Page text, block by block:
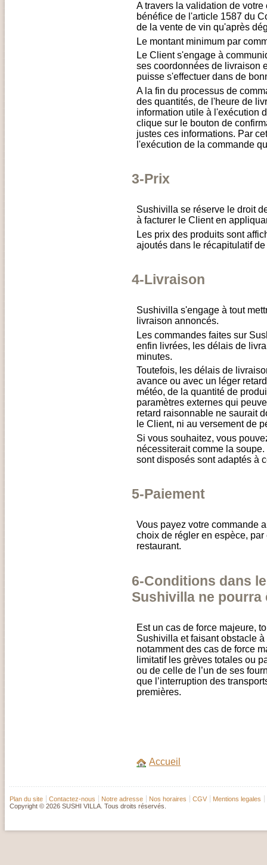
A travers la validation de
bénéfice de l'article 1587 du
de la vente de vin qu'après
Le montant minimum par
Le Client s'engage à
ses coordonnées de livraison
puisse s'effectuer dans de
A la fin du processus de
des quantités, de l'heure de
information utile à l'exécution
clique sur le bouton de
justes ces informations. Par
l'exécution de la commande
3-Prix
Sushivilla se réserve le droit
à facturer le Client en
Les prix des produits sont
ajoutés dans le récapitulatif
4-Livraison
Sushivilla s'engage à tout
livraison annoncés.
Les commandes faites sur
enfin livrées, les délais de
minutes.
Toutefois, les délais de
avance ou avec un léger
météo, de la quantité de
paramètres externes qui
retard raisonnable ne saurait
le Client, ni au versement de
Si vous souhaitez, vous
nécessiterait comme la
sont disposés sont adaptés à
5-Paiement
Vous payez votre commande
choix de régler en espèce,
restaurant.
6-Conditions dans
Sushivilla ne pourra
Est un cas de force majeure,
Sushivilla et faisant obstacle
notamment des cas de force
limitatif les grèves totales ou
ou de celle de l’un de ses
que l’interruption des
premières.
Accueil
Plan du site Contactez-nous Notre adresse Nos horaires CGV
Mentions legales
Copyright © 2026 SUSHI VILLA. Tous droits réservés.